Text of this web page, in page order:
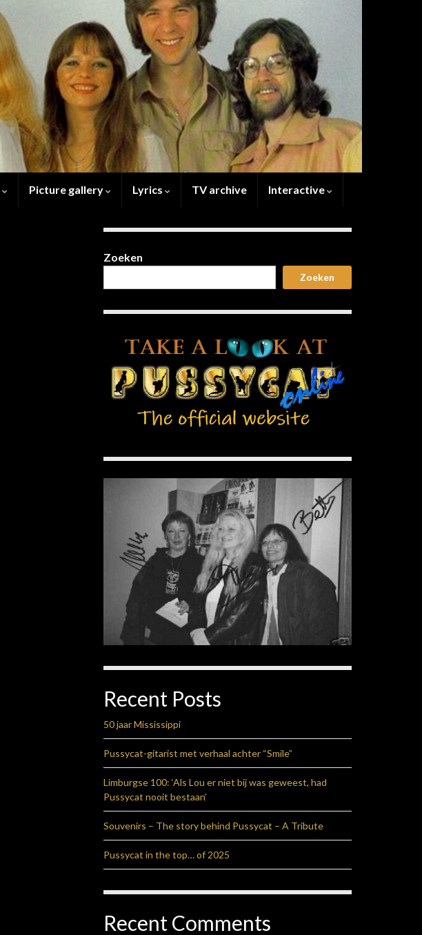
Picture gallery Lyrics TV archive Interactive
Zoeken
Zoeken
Recent Posts
50 jaar Mississippi
Pussycat-gitarist met verhaal achter “Smile”
Limburgse 100: ‘Als Lou er niet bij was geweest, had
Pussycat nooit bestaan’
Souvenirs – The story behind Pussycat – A Tribute
Pussycat in the top… of 2025
Recent Comments